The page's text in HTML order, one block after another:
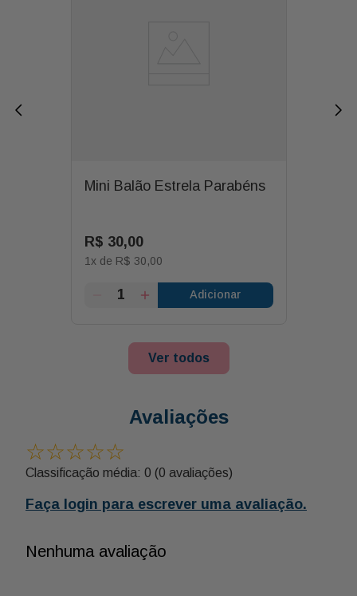
Mini Balão Estrela Parabéns
R$ 30,00
1x de R$ 30,00
Adicionar
Ver todos
Avaliações
☆☆☆☆☆
Classificação média: 0 (0 avaliações)
Faça login para escrever uma avaliação.
Nenhuma avaliação